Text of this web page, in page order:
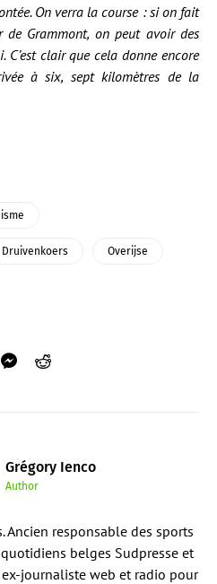
On verra la course : si on fait
Grammont, on peut avoir des
C’est clair que cela donne encore
à six, sept kilomètres de la
Druivenkoers Overijse
Grégory Ienco
Author
Ancien responsable des sports
belges Sudpresse et
journaliste web et radio pour